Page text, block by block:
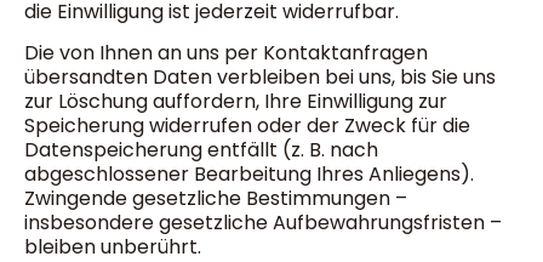
die Einwilligung ist jederzeit widerrufbar.
Die von Ihnen an uns per Kontaktanfragen
übersandten Daten verbleiben bei uns, bis Sie uns
zur Löschung auffordern, Ihre Einwilligung zur
Speicherung widerrufen oder der Zweck für die
Datenspeicherung entfällt (z. B. nach
abgeschlossener Bearbeitung Ihres Anliegens).
Zwingende gesetzliche Bestimmungen –
insbesondere gesetzliche Aufbewahrungsfristen –
bleiben unberührt.